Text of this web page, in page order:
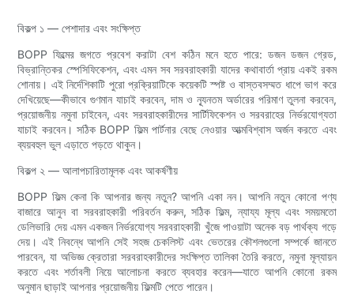
বিকল্প ১ — পেশাদার এবং সংক্ষিপ্ত
BOPP ফিল্মের জগতে প্রবেশ করাটা বেশ কঠিন মনে হতে পারে: ডজন ডজন গ্রেড,
বিভ্রান্তিকর স্পেসিফিকেশন, এবং এমন সব সরবরাহকারী যাদের কথাবার্তা প্রায় একই রকম
শোনায়। এই নির্দেশিকাটি পুরো প্রক্রিয়াটিকে কয়েকটি স্পষ্ট ও বাস্তবসম্মত ধাপে ভাগ করে
দেখিয়েছে—কীভাবে গুণমান যাচাই করবেন, দাম ও ন্যূনতম অর্ডারের পরিমাণ তুলনা করবেন,
প্রয়োজনীয় নমুনা চাইবেন, এবং সরবরাহকারীদের সার্টিফিকেশন ও সরবরাহের নির্ভরযোগ্যতা
যাচাই করবেন। সঠিক BOPP ফিল্ম পার্টনার বেছে নেওয়ার আত্মবিশ্বাস অর্জন করতে এবং
ব্যয়বহুল ভুল এড়াতে পড়তে থাকুন।
বিকল্প ২ — আলাপচারিতামূলক এবং আকর্ষণীয়
BOPP ফিল্ম কেনা কি আপনার জন্য নতুন? আপনি একা নন। আপনি নতুন কোনো পণ্য
বাজারে আনুন বা সরবরাহকারী পরিবর্তন করুন, সঠিক ফিল্ম, ন্যায্য মূল্য এবং সময়মতো
ডেলিভারি দেয় এমন একজন নির্ভরযোগ্য সরবরাহকারী খুঁজে পাওয়াটা অনেক বড় পার্থক্য গড়ে
দেয়। এই নিবন্ধে আপনি সেই সহজ চেকলিস্ট এবং ভেতরের কৌশলগুলো সম্পর্কে জানতে
পারবেন, যা অভিজ্ঞ ক্রেতারা সরবরাহকারীদের সংক্ষিপ্ত তালিকা তৈরি করতে, নমুনা মূল্যায়ন
করতে এবং শর্তাবলী নিয়ে আলোচনা করতে ব্যবহার করেন—যাতে আপনি কোনো রকম
অনুমান ছাড়াই আপনার প্রয়োজনীয় ফিল্মটি পেতে পারেন।